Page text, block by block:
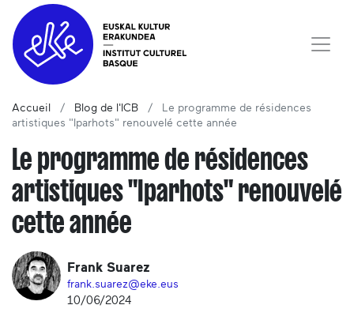
Accueil Blog de l'ICB
Le programme de résidences
artistiques "Iparhots" renouvelé cette année
Le programme de résidences
artistiques "Iparhots" renouvelé
cette année
Frank Suarez
frank.suarez@eke.eus
10/06/2024